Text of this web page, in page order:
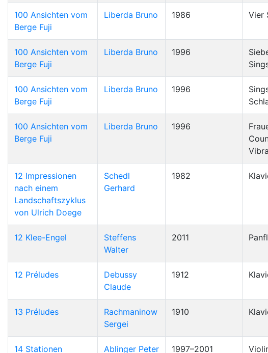
100 Ansichten vom
Berge Fuji
Liberda Bruno 1986 Vier
100 Ansichten vom
Berge Fuji
Liberda Bruno 1996
100 Ansichten vom
Berge Fuji
Liberda Bruno 1996
100 Ansichten vom
Berge Fuji
Liberda Bruno 1996
12 Impressionen
nach einem
Landschaftszyklus
von Ulrich Doege
Schedl
Gerhard
1982
12 Klee-Engel
Steffens
Walter
2011
12 Préludes
Debussy
Claude
1912
13 Préludes
Rachmaninow
Sergei
1910
14 Stationen Ablinger Peter 1997–2001